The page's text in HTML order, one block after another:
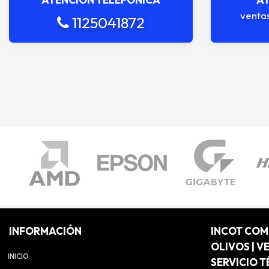
1125041872
INFORMACIÓN
INICIO
INCOT
OLIVOS |
SERVICIO